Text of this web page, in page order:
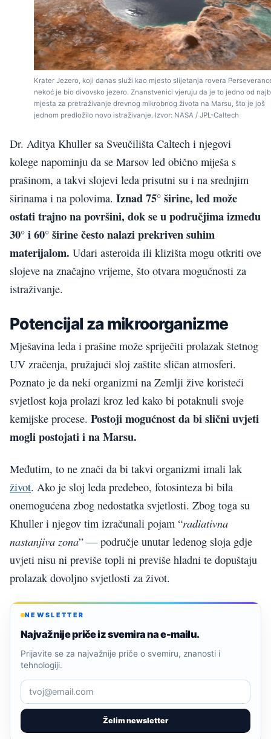
Krater Jezero, koji danas služi kao mjesto slijetanja rovera
nekoć je bio divovsko jezero. Znanstvenici vjeruju da je to jedno od
mjesta za pretraživanje drevnog mikrobnog života na Marsu, što je još
jednom predložilo novo istraživanje. Izvor: NASA / JPL-Caltech
Dr. Aditya Khuller sa Sveučilišta Caltech i njegovi
kolege napominju da se Marsov led obično miješa s
prašinom, a takvi slojevi leda prisutni su i na srednjim
širinama i na polovima. Iznad 75° širine, led može
ostati trajno na površini, dok se u područjima između
30° i 60° širine često nalazi prekriven suhim
materijalom. Udari asteroida ili klizišta mogu otkriti ove
slojeve na značajno vrijeme, što otvara mogućnosti za
istraživanje.
Potencijal za mikroorganizme
Mješavina leda i prašine može spriječiti prolazak štetnog
UV zračenja, pružajući sloj zaštite sličan atmosferi.
Poznato je da neki organizmi na Zemlji žive koristeći
svjetlost koja prolazi kroz led kako bi potaknuli svoje
kemijske procese. Postoji mogućnost da bi slični uvjeti
mogli postojati i na Marsu.
Međutim, to ne znači da bi takvi organizmi imali lak
život. Ako je sloj leda predebeo, fotosinteza bi bila
onemogućena zbog nedostatka svjetlosti. Zbog toga su
Khuller i njegov tim izračunali pojam “radiativna
nastanjiva zona” — područje unutar ledenog sloja gdje
uvjeti nisu ni previše topli ni previše hladni te dopuštaju
prolazak dovoljno svjetlosti za život.
NEWSLETTER
Najvažnije priče iz svemira na e-mailu.
Želim newsletter
Prijavite se za najvažnije priče o svemiru, znanosti i
tehnologiji.